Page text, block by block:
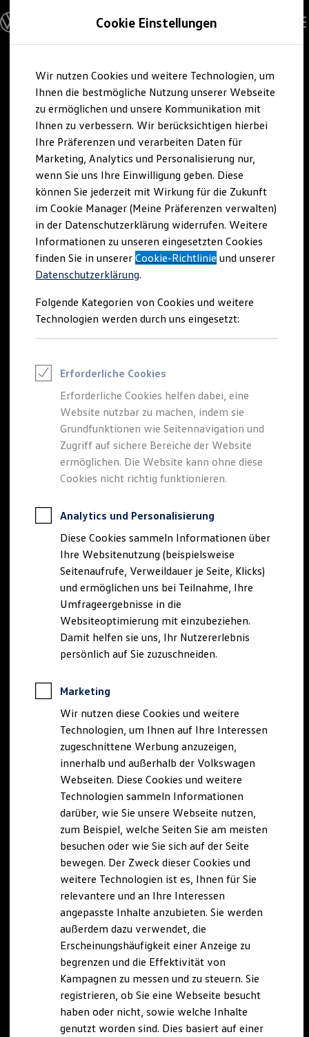
Hauptinhalt
springen
Footer
springen
Modelle und Konfigurator
Konfigurator
Modelle vergleichen
Elektroautos
ENERGY Sondermodelle
Nutzfahrzeuge
SUV und CUV
Familienautos
Kombis
Kompaktwagen
Sportwagen
Schnell verfügbare Fahrzeuge
Angebote und Produkte
Aktuelle Angebote
E-Auto-Förderung
Volkswagen Marktplatz
Die ENERGY Sondermodelle
Junge Gebrauchtwagen und Gebrauchtwagen
Volkswagen Zertifizierte Gebrauchtwagen
Elektromobilität bei Gebrauchtwagen
Saisonangebote
Reifenpakete
Leasing
Leasing-Angebote
Elektroauto Leasing
Kleinwagen-Leasing
Leasing ohne Anzahlung
Finanzierung
Autokredit mit Schlussrate
Versicherungen und Garantien
Kfz-Versicherung
Restschuldversicherungen
Garantien
Professional Class bei Volkswagen
Behörden
Direktkunden
Sonderfahrzeuge
Anpfiff zum Gewinn
Elektromobilität
Elektroautos
ID. Tutorials
Elektrofahrzeugkonzepte
ID. EVERY1
Reichweite
Rekuperation
Laden unterwegs
Laden Zuhause
Ladestationen finden
Ladezeitensimulator
Batterie
Sicherheit
Nachhaltigkeit
Technologie
Kosten und Kauf
Verbrauchskosten
Kaufoptionen
E-Auto-Förderung
Software und Konnektivität
Die ID. Software 6
ID. Software Versionen und Updates
Digitale Extras
Schnittstellen zu Ihrem ID.
Marke und Erlebnis
Volkswagen R und R Experience
R-Modelle
R Experience
Driving Experience
Volkswagen entdecken
Werkbesichtigung
Cookie Einstellungen
Wir nutzen Cookies und weitere Technologien, um
Ihnen die bestmögliche Nutzung unserer Webseite
zu ermöglichen und unsere Kommunikation mit
Ihnen zu verbessern. Wir berücksichtigen hierbei
Ihre Präferenzen und verarbeiten Daten für
Marketing, Analytics und Personalisierung nur,
wenn Sie uns Ihre Einwilligung geben. Diese
können Sie jederzeit mit Wirkung für die Zukunft
im Cookie Manager (Meine Präferenzen verwalten)
in der Datenschutzerklärung widerrufen. Weitere
Informationen zu unseren eingesetzten Cookies
finden Sie in unsererCookie-Richtlinie und unserer
Datenschutzerklärung.
Folgende Kategorien von Cookies und weitere
Technologien werden durch uns eingesetzt:
Erforderliche Cookies
Erforderliche Cookies helfen dabei, eine
Website nutzbar zu machen, indem sie
Grundfunktionen wie Seitennavigation und
Zugriff auf sichere Bereiche der Website
ermöglichen. Die Website kann ohne diese
Cookies nicht richtig funktionieren.
Analytics und Personalisierung
Diese Cookies sammeln Informationen über
Ihre Websitenutzung (beispielsweise
Seitenaufrufe, Verweildauer je Seite, Klicks)
und ermöglichen uns bei Teilnahme, Ihre
Umfrageergebnisse in die
Websiteoptimierung mit einzubeziehen.
Damit helfen sie uns, Ihr Nutzererlebnis
persönlich auf Sie zuzuschneiden.
Marketing
Wir nutzen diese Cookies und weitere
Technologien, um Ihnen auf Ihre Interessen
zugeschnittene Werbung anzuzeigen,
innerhalb und außerhalb der Volkswagen
Webseiten. Diese Cookies und weitere
Technologien sammeln Informationen
darüber, wie Sie unsere Webseite nutzen,
zum Beispiel, welche Seiten Sie am meisten
besuchen oder wie Sie sich auf der Seite
bewegen. Der Zweck dieser Cookies und
weitere Technologien ist es, Ihnen für Sie
relevantere und an Ihre Interessen
angepasste Inhalte anzubieten. Sie werden
außerdem dazu verwendet, die
Erscheinungshäufigkeit einer Anzeige zu
begrenzen und die Effektivität von
Kampagnen zu messen und zu steuern. Sie
registrieren, ob Sie eine Webseite besucht
haben oder nicht, sowie welche Inhalte
genutzt worden sind. Dies basiert auf einer